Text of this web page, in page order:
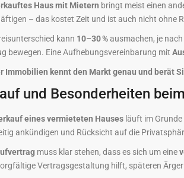
Haus mit Mietern bringt meist einen
– das kostet Zeit und ist auch nicht ohne
kann 10–30 %ausmachen, je
bewegen. Eine Aufhebungsvereinbarung mit
Immobilien kennt den Markt genau und berät
und Besonderheiten
eines vermieteten Hauses läuft im
ankündigen und Rücksicht auf die
muss klar stehen, dass es sich um eine
Vertragsgestaltung hilft, späteren